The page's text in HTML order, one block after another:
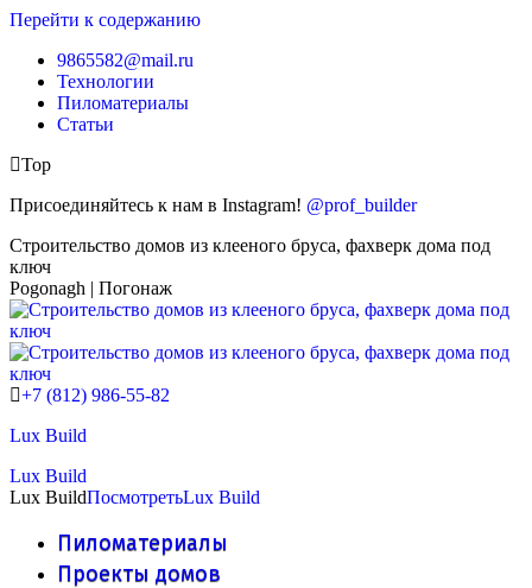
Перейти к содержанию
9865582@mail.ru
Технологии
Пиломатериалы
Статьи
Top
Присоединяйтесь к нам в Instagram! @prof_builder
Строительство домов из клееного бруса, фахверк дома под
ключ
Pogonagh | Погонаж
+7 (812) 986-55-82
Lux Build
Lux Build
Lux BuildПосмотретьLux Build
Пиломатериалы
Проекты домов